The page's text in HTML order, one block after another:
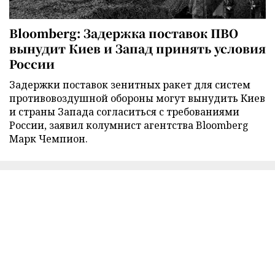
Bloomberg: Задержка поставок ПВО
вынудит Киев и Запад принять условия
России
Задержки поставок зенитных ракет для систем
противовоздушной обороны могут вынудить Киев
и страны Запада согласиться с требованиями
России, заявил колумнист агентства Bloomberg
Марк Чемпион.